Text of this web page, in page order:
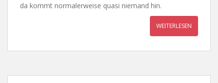
da kommt normalerweise quasi niemand hin.
WEITERLESEN